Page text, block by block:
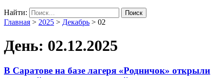
Найти:
Главная > 2025 > Декабрь > 02
День: 02.12.2025
В Саратове на базе лагеря «Родничок» открыли